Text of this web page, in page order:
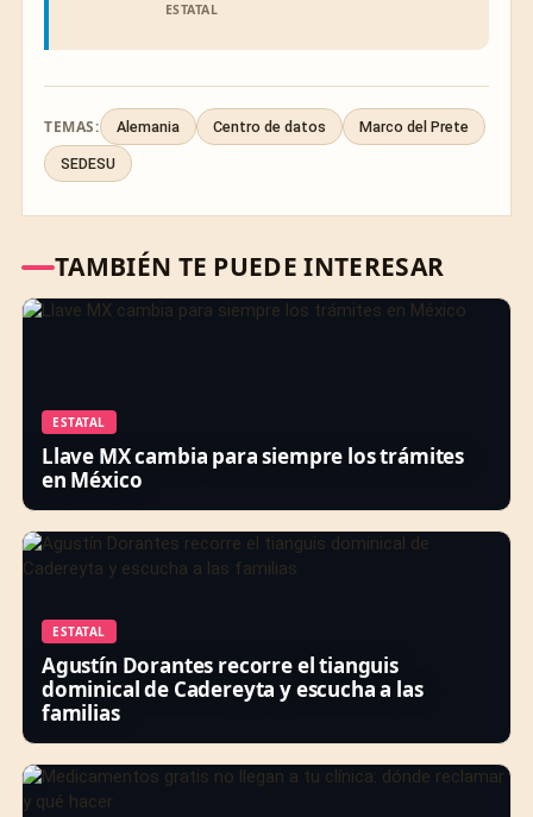
ESTATAL
TEMAS: Alemania Centro de datos Marco del Prete
SEDESU
TAMBIÉN TE PUEDE INTERESAR
ESTATAL
Llave MX cambia para siempre los trámites
en México
ESTATAL
Agustín Dorantes recorre el tianguis
dominical de Cadereyta y escucha a las
familias